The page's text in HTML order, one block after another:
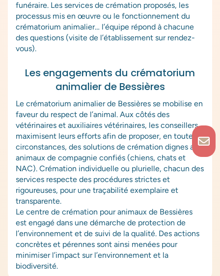
funéraire. Les services de crémation proposés, les
processus mis en œuvre ou le fonctionnement du
crématorium animalier… l’équipe répond à chacune
des questions (visite de l’établissement sur rendez-
vous).
Les engagements du crématorium
animalier de Bessières
Le crématorium animalier de Bessières se mobilise en
faveur du respect de l’animal. Aux côtés des
vétérinaires et auxiliaires vétérinaires, les conseillers
maximisent leurs efforts afin de proposer, en toutes
circonstances, des solutions de crémation dignes aux
animaux de compagnie confiés (chiens, chats et
NAC). Crémation individuelle ou plurielle, chacun des
services respecte des procédures strictes et
rigoureuses, pour une traçabilité exemplaire et
transparente.
Le centre de crémation pour animaux de Bessières
est engagé dans une démarche de protection de
l’environnement et de suivi de la qualité. Des actions
concrètes et pérennes sont ainsi menées pour
minimiser l’impact sur l’environnement et la
biodiversité.